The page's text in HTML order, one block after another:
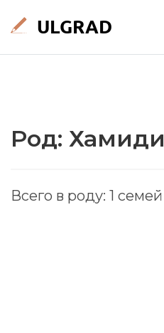
Род: Хамиди
Всего в роду: 1 семей